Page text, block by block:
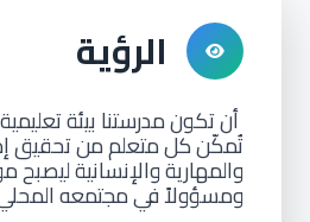
الرؤية
أن تكون مدرستنا بيئة
تُمكّن كل متعلم من تحقيق
والمهارية والإنسانية ليصبح
ومسؤولاً في مجتمعه المحلي